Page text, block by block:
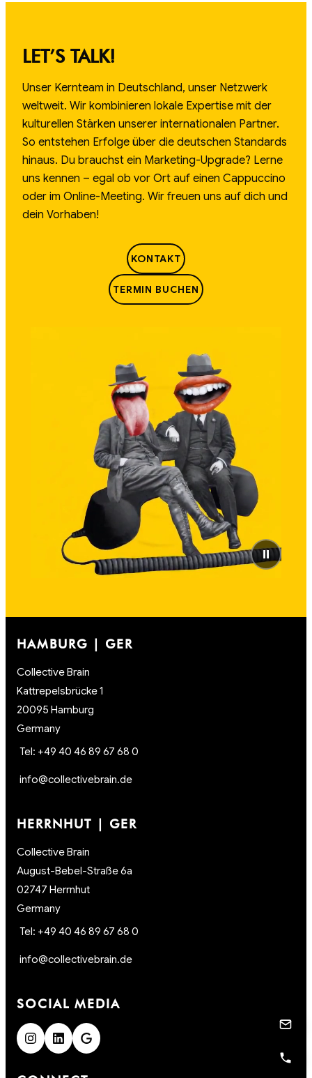
LET’S TALK!
Unser Kernteam in Deutschland, unser Netzwerk
weltweit. Wir kombinieren lokale Expertise mit der
kulturellen Stärken unserer internationalen Partner.
So entstehen Erfolge über die deutschen Standards
hinaus. Du brauchst ein Marketing-Upgrade? Lerne
uns kennen – egal ob vor Ort auf einen Cappuccino
oder im Online-Meeting. Wir freuen uns auf dich und
dein Vorhaben!
KONTAKT
TERMIN BUCHEN
⏸
HAMBURG | GER
Collective Brain
Kattrepelsbrücke 1
20095 Hamburg
Germany
Tel: +49 40 46 89 67 68 0
info@collectivebrain.de
HERRNHUT | GER
Collective Brain
August-Bebel-Straße 6a
02747 Herrnhut
Germany
Tel: +49 40 46 89 67 68 0
info@collectivebrain.de
SOCIAL MEDIA